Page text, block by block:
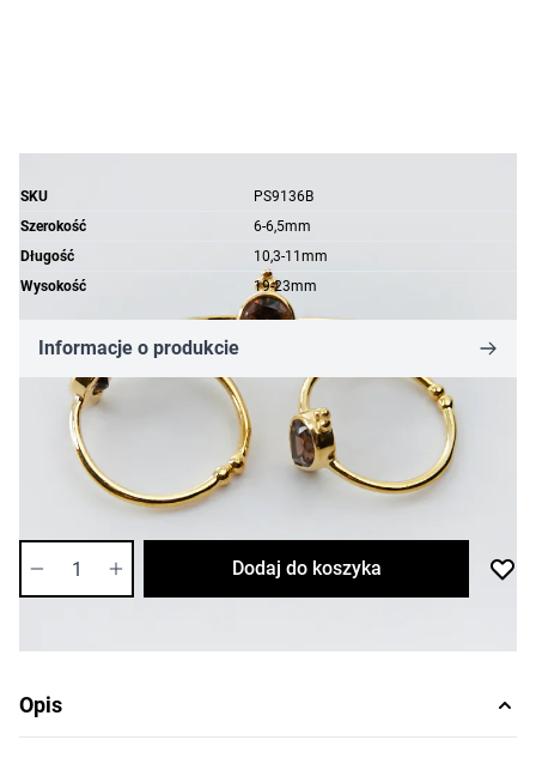
SKU
PS9136B
Szerokość
6-6,5mm
Długość
10,3-11mm
Wysokość
19-23mm
Informacje o produkcie
73,14 zł
Cena za sztukę
Dostępność:bardzo niska
Dodaj do koszyka
Opis